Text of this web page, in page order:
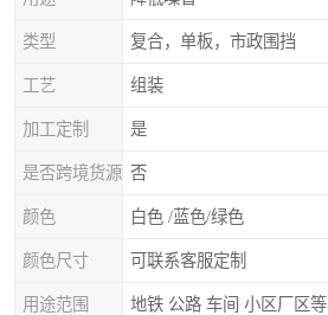
类型 复合，单板，市政围挡
工艺 组装
加工定制 是
是否跨境货源 否
颜色 白色 /蓝色/绿色
颜色尺寸 可联系客服定制
用途范围 地铁 公路 车间 小区厂区等